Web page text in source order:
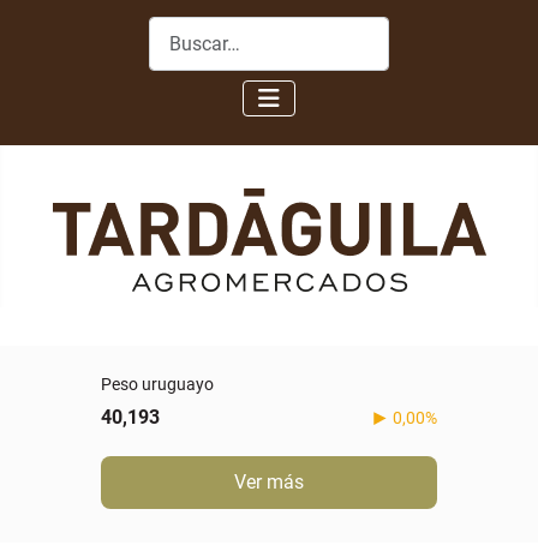
Buscar
Peso uruguayo
40,193 0,00%
Ver más